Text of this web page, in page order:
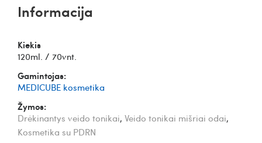
Informacija
Kiekis
120ml. / 70vnt.
Gamintojas:
MEDICUBE kosmetika
Žymos:
Drėkinantys veido tonikai, Veido tonikai mišriai odai,
Kosmetika su PDRN